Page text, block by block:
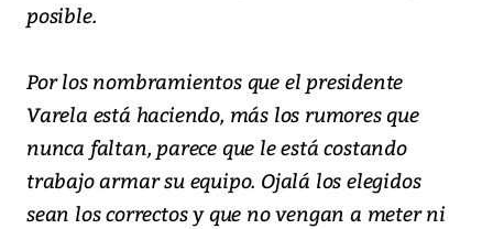
posible.
Por los nombramientos que el presidente
Varela está haciendo, más los rumores que
nunca faltan, parece que le está costando
trabajo armar su equipo. Ojalá los elegidos
sean los correctos y que no vengan a meter ni